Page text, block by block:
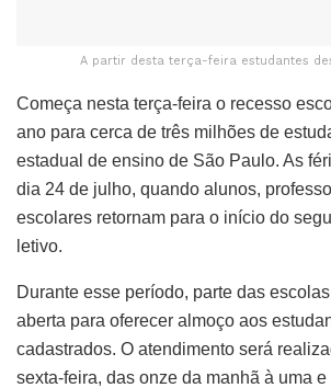
A partir desta terça-feira estudantes
Começa nesta terça-feira o recesso
ano para cerca de três milhões de
estadual de ensino de São Paulo. As
dia 24 de julho, quando alunos,
escolares retornam para o início do
letivo.
Durante esse período, parte das
aberta para oferecer almoço aos
cadastrados. O atendimento será
sexta-feira, das onze da manhã à uma